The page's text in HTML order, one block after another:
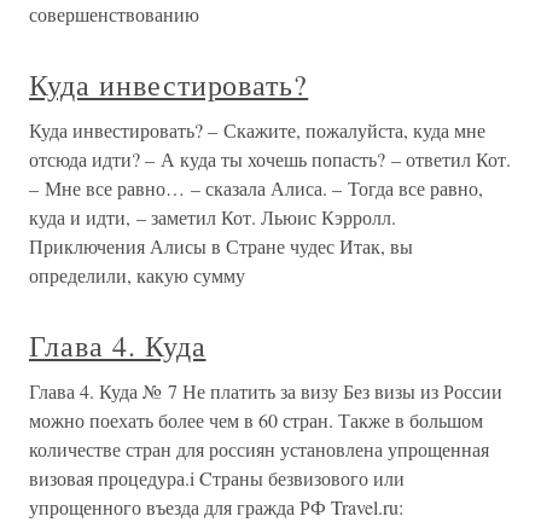
совершенствованию
Куда инвестировать?
Куда инвестировать? – Скажите, пожалуйста, куда мне
отсюда идти? – А куда ты хочешь попасть? – ответил Кот.
– Мне все равно… – сказала Алиса. – Тогда все равно,
куда и идти, – заметил Кот. Льюис Кэрролл.
Приключения Алисы в Стране чудес Итак, вы
определили, какую сумму
Глава 4. Куда
Глава 4. Куда № 7 Не платить за визу Без визы из России
можно поехать более чем в 60 стран. Также в большом
количестве стран для россиян установлена упрощенная
визовая процедура.i Cтраны безвизового или
упрощенного въезда для гражда РФ Travel.ru: